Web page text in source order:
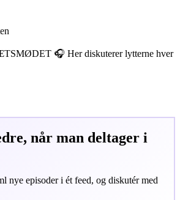
🎧 Her diskuterer lytterne hver
når man deltager i
nye episoder i ét feed, og diskutér med